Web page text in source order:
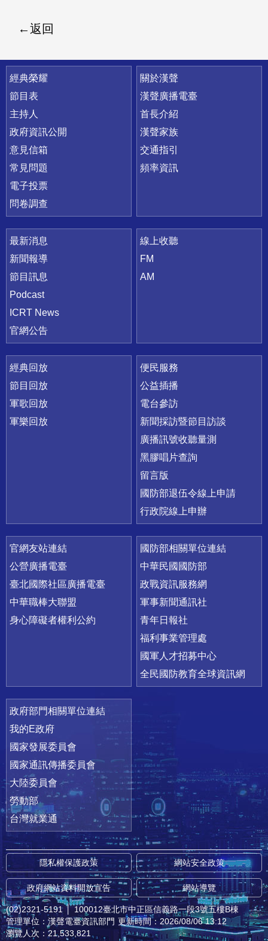
返回
快速連結
經典榮耀
節目表
主持人
政府資訊公開
意見信箱
常見問題
電子投票
問卷調查
關於漢聲
漢聲廣播電臺
首長介紹
漢聲家族
交通指引
頻率資訊
最新消息
新聞報導
節目訊息
Podcast
ICRT News
官網公告
線上收聽
FM
AM
經典回放
節目回放
軍歌回放
軍樂回放
便民服務
公益插播
電台參訪
新聞採訪暨節目訪談
廣播訊號收聽量測
黑膠唱片查詢
留言版
國防部退伍令線上申請
行政院線上申辦
官網友站連結
公營廣播電臺
臺北國際社區廣播電臺
中華職棒大聯盟
身心障礙者權利公約
國防部相關單位連結
中華民國國防部
政戰資訊服務網
軍事新聞通訊社
青年日報社
福利事業管理處
國軍人才招募中心
全民國防教育全球資訊網
政府部門相關單位連結
我的E政府
國家發展委員會
國家通訊傳播委員會
大陸委員會
勞動部
台灣就業通
隱私權保護政策 網站安全政策
政府網站資料開放宣告 網站導覽
(02)2321-5191 │ 100012臺北市中正區信義路一段3號五樓B棟
管理單位：漢聲電臺資訊部門 更新時間：2026/08/06 13:12
瀏覽人次：21,533,821